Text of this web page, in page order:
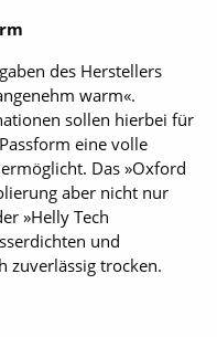
des Herstellers
warm«.
sollen hierbei für
eine volle
Das »Oxford
aber nicht nur
»Helly Tech
und
zuverlässig trocken.